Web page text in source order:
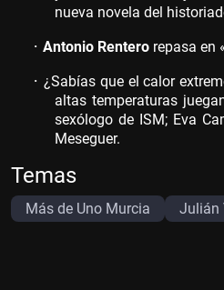
nueva novela del
· Antonio Rentero repasa en
· ¿Sabías que el calor
altas temperaturas
sexólogo de ISM; Eva
Meseguer.
Temas
Más de Uno Murcia Julián